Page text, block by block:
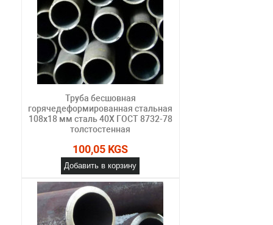
Труба бесшовная
горячедеформированная стальная
108х18 мм сталь 40Х ГОСТ 8732-78
толстостенная
100,05 KGS
Добавить в корзину